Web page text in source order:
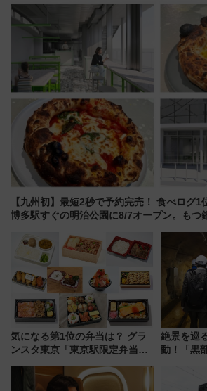
ー当時の停車駅」を再現 運転
時刻や特急券の買い方を紹介
で新型特
ぶ！ JR
【九州初】最短2秒で予約完売！ 食べログ
博多駅すぐの明治公園に8/7オープン。もつ
気になる第1位の弁当は？ グラ
ンスタ東京「東京駅限定弁当
絶景を巡
動！「黒